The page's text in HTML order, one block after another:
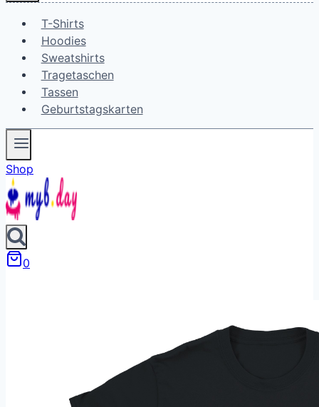
T-Shirts
Hoodies
Sweatshirts
Tragetaschen
Tassen
Geburtstagskarten
Shop
0